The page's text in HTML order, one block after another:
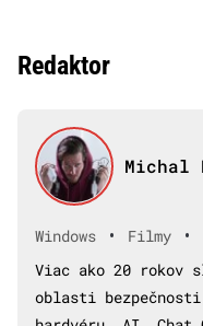
Redaktor
Michal
Windows • Filmy •
Viac ako 20 rokov
oblasti